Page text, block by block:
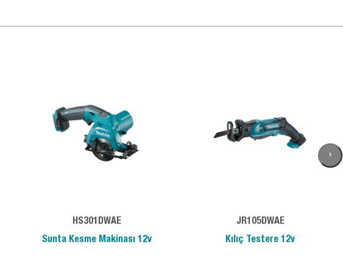
HS301DWAE
Sunta Kesme Makinası 12v
JR105DWAE
Kılıç Testere 12v
›